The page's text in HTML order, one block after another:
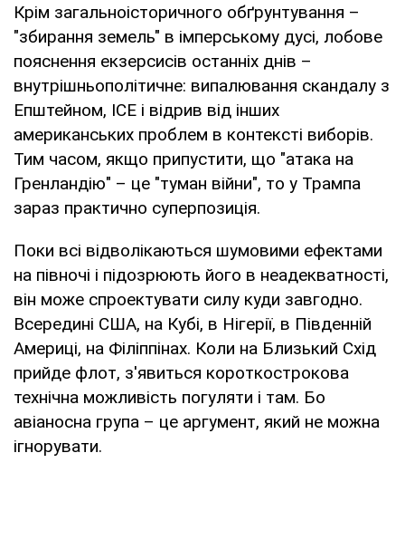
Крім загальноісторичного обґрунтування –
"збирання земель" в імперському дусі, лобове
пояснення екзерсисів останніх днів –
внутрішньополітичне: випалювання скандалу з
Епштейном, ICE і відрив від інших
американських проблем в контексті виборів.
Тим часом, якщо припустити, що "атака на
Гренландію" – це "туман війни", то у Трампа
зараз практично суперпозиція.
Поки всі відволікаються шумовими ефектами
на півночі і підозрюють його в неадекватності,
він може спроектувати силу куди завгодно.
Всередині США, на Кубі, в Нігерії, в Південній
Америці, на Філіппінах. Коли на Близький Схід
прийде флот, з'явиться короткострокова
технічна можливість погуляти і там. Бо
авіаносна група – це аргумент, який не можна
ігнорувати.